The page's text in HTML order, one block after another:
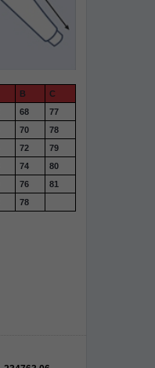
B
C
68
77
70
78
72
79
74
80
76
81
78